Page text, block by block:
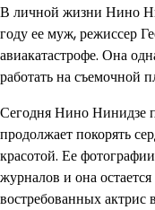
В личной жизни Нино
году ее муж, режиссер
авиакатастрофе. Она
работать на съемочной
Сегодня Нино Нинидзе
продолжает покорять
красотой. Ее
журналов и она
востребованных актрис